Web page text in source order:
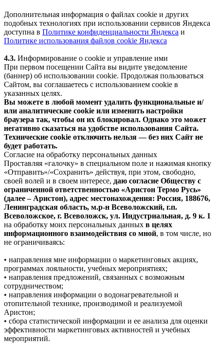
Дополнительная информация о файлах cookie и других
подобных технологиях при использовании сервисов Яндекса
доступна в Политике конфиденциальности Яндекса и
Политике использования файлов cookie Яндекса
4.3. Информирование о cookie и управление ими
При первом посещении Сайта вы видите уведомление
(баннер) об использовании cookie. Продолжая пользоваться
Сайтом, вы соглашаетесь с использованием cookie в
указанных целях.
Вы можете в любой момент удалить функциональные и/
или аналитические cookie или изменить настройки
браузера так, чтобы он их блокировал. Однако это может
негативно сказаться на удобстве использования Сайта.
Технические cookie отключить нельзя — без них Сайт не
будет работать.
Согласие на обработку персональных данных
Проставляя «галочку» в специальном поле и нажимая кнопку
«Отправить»/«Сохранить» действуя, при этом, свободно,
своей волей и в своем интересе, даю согласие Обществу с
ограниченной ответственностью «Аристон Термо Русь»
(далее – Аристон), адрес местонахождения: Россия, 188676,
Ленинградская область, м.р-н Всеволожский, г.п.
Всеволожское, г. Всеволожск, ул. Индустриальная, д. 9 к. 1
на обработку моих персональных данных в целях
информационного взаимодействия со мной, в том числе, но
не ограничиваясь:
• направления мне информации о маркетинговых акциях,
программах лояльности, учебных мероприятиях;
• направления предложений, связанных с возможным
сотрудничеством;
• направления информации о водонагревательной и
отопительной технике, производимой и реализуемой
Аристон;
• сбора статистической информации и ее анализа для оценки
эффективности маркетинговых активностей и учебных
мероприятий.